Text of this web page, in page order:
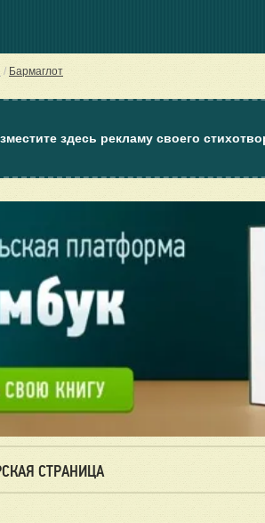
/ Бармаглот
здесь рекламу своего
СТРАНИЦА